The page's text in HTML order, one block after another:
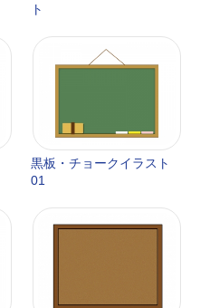
ト
黒板・チョークイラスト
01